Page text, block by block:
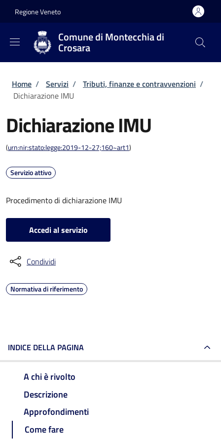
Regione Veneto
Comune di Montecchia di
Crosara
Briciole di pane
Home / Servizi / Tributi, finanze e contravvenzioni /
Dichiarazione IMU
Dichiarazione IMU
(urn:nir:stato:legge:2019-12-27;160~art1)
Servizio attivo
Procedimento di dichiarazione IMU
Accedi al servizio
Condividi
Normativa di riferimento
INDICE DELLA PAGINA
A chi è rivolto
Descrizione
Approfondimenti
Come fare